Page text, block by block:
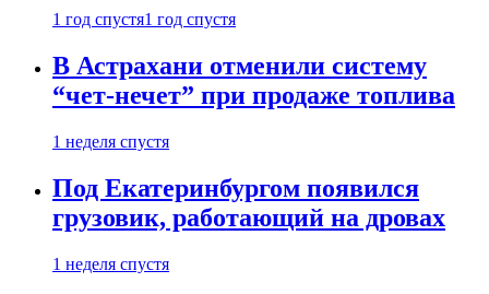
1 год спустя1 год спустя
В Астрахани отменили систему
“чет-нечет” при продаже топлива
1 неделя спустя
Под Екатеринбургом появился
грузовик, работающий на дровах
1 неделя спустя